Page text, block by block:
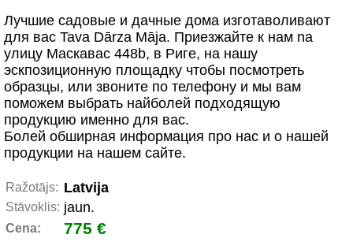
Лучшие садовые и дачные дома изготаволивают
для вас Tava Dārza Māja. Приезжайте к нам na
улицу Маскавас 448b, в Ригe, на нашу
эскпозиционную площадку чтобы посмотреть
образцы, или звоните по телефону и мы вам
поможем выбрать найболей подходящую
продукцию именно для вас.
Болей обширная информация про нас и о нашей
продукции на нашем сайте.
Ražotājs: Latvija
Stāvoklis: jaun.
Cena: 775 €